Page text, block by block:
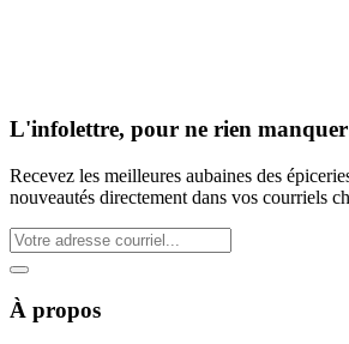
L'infolettre, pour ne rien
Recevez les meilleures aubaines des
nouveautés directement dans vos courriels
À propos